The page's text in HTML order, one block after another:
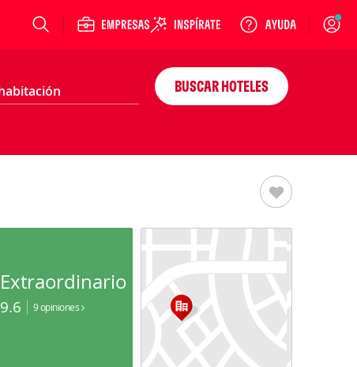
Login
BUSCAR HOTELES
Extraordinario
9.6 9 opiniones